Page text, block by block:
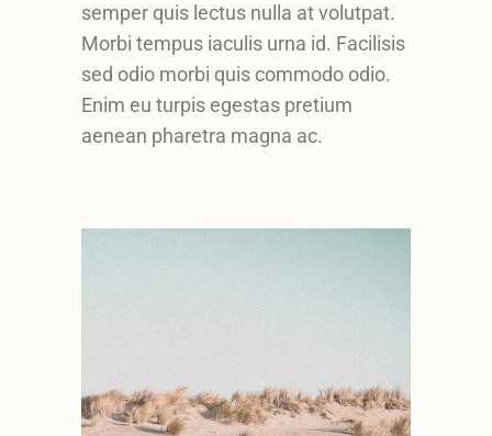
semper quis lectus nulla at volutpat.
Morbi tempus iaculis urna id. Facilisis
sed odio morbi quis commodo odio.
Enim eu turpis egestas pretium
aenean pharetra magna ac.